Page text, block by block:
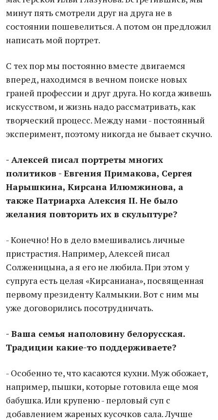
минут пять смотрели друг на друга не в
состоянии пошевелиться. А потом он предложил
написать мой портрет.
С тех пор мы постоянно вместе двигаемся
вперед, находимся в вечном поиске новых
граней профессии и друг друга. Но когда живешь
искусством, и жизнь надо рассматривать, как
творческий процесс. Между нами - постоянный
эксперимент, поэтому никогда не бывает скучно.
- Алексей писал портреты многих
политиков - Евгения Примакова, Сергея
Нарышкина, Кирсана Илюмжинова, а
также Патриарха Алексия II. Не было
желания повторить их в скульптуре?
- Конечно! Но в дело вмешивались личные
пристрастия. Например, Алексей писал
Солженицына, а я его не любила. При этом у
супруга есть целая «Кирсаниана», посвященная
первому президенту Калмыкии. Вот с ним мы
уже договорились посотрудничать.
- Ваша семья наполовину белорусская.
Традиции какие-то поддерживаете?
- Особенно те, что касаются кухни. Муж обожает,
например, пышки, которые готовила еще моя
бабушка. Или крупеню - перловый суп с
добавлением жареных кусочков сала. Лучше